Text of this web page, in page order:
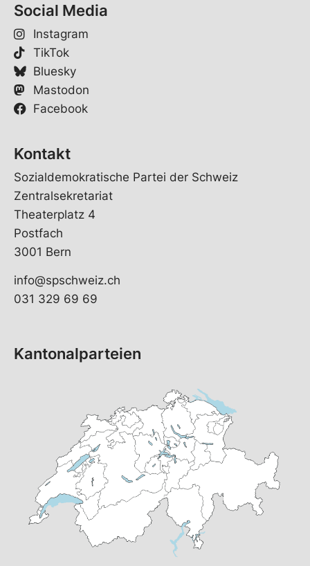
Social Media
Instagram
TikTok
Bluesky
Mastodon
Facebook
Kontakt
Sozialdemokratische Partei der Schweiz
Zentralsekretariat
Theaterplatz 4
Postfach
3001 Bern
info@spschweiz.ch
031 329 69 69
Kantonalparteien